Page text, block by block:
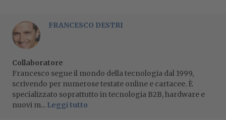
FRANCESCO DESTRI
Collaboratore
Francesco segue il mondo della tecnologia dal 1999,
scrivendo per numerose testate online e cartacee. È
specializzato soprattutto in tecnologia B2B, hardware e
nuovi m... Leggi tutto